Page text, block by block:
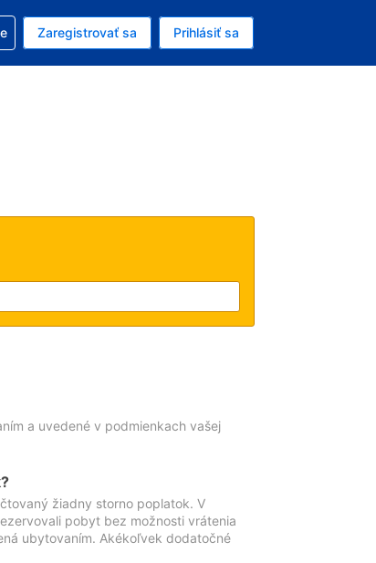
EURjazyk V slovenčine
Zaregistrovať sa Prihlásiť sa
a uvedené v podmienkach vašej
žiadny storno poplatok. V
pobyt bez možnosti vrátenia
ubytovaním. Akékoľvek dodatočné